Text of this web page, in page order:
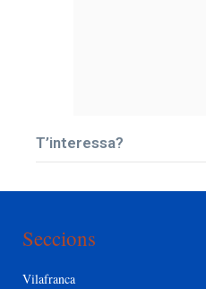
T’interessa?
Seccions
Vilafranca